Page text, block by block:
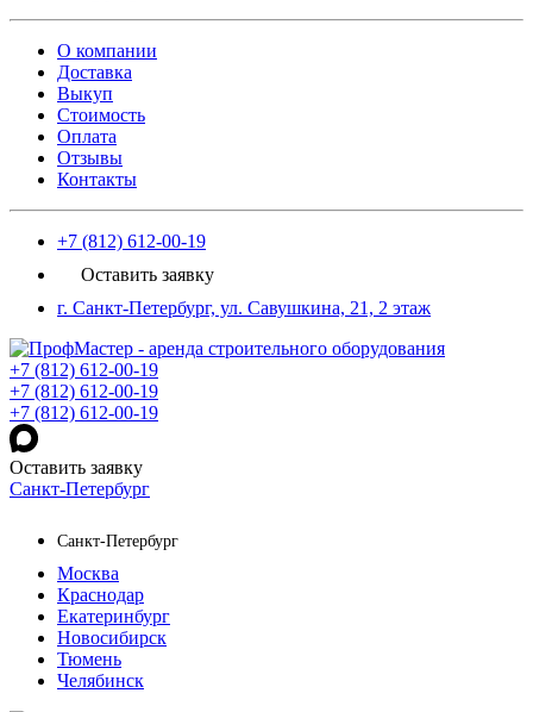
О компании
Доставка
Выкуп
Стоимость
Оплата
Отзывы
Контакты
+7 (812) 612-00-19
Оставить заявку
г. Санкт-Петербург, ул. Савушкина, 21, 2 этаж
+7 (812) 612-00-19
+7 (812) 612-00-19
+7 (812) 612-00-19
Оставить заявку
Санкт-Петербург
Санкт-Петербург
Москва
Краснодар
Екатеринбург
Новосибирск
Тюмень
Челябинск